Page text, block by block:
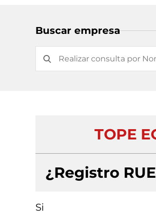
Buscar empresa
TOPE
¿Registro
Si